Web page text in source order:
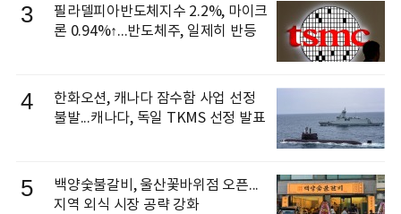
3
필라델피아반도체지수 2.2%, 마이크
론 0.94%↑...반도체주, 일제히 반등
4
한화오션, 캐나다 잠수함 사업 선정
불발...캐나다, 독일 TKMS 선정 발표
5
백양숯불갈비, 울산꽃바위점 오픈...
지역 외식 시장 공략 강화